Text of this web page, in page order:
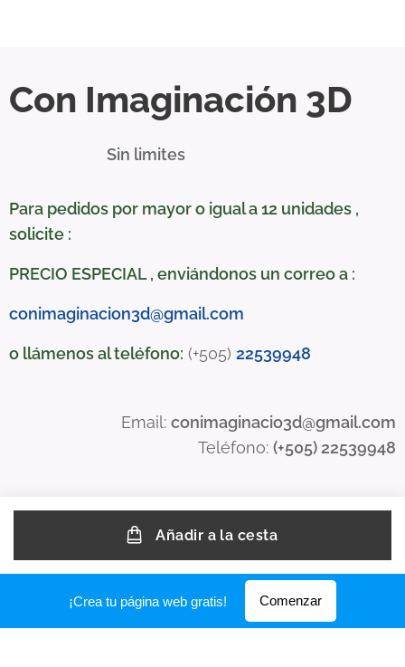
Añadir a la cesta
Con Imaginación 3D
Sin limites
Para pedidos por mayor o igual a 12 unidades ,
solicite :
PRECIO ESPECIAL , enviándonos un correo a :
conimaginacion3d@gmail.com
o llámenos al teléfono: (+505) 22539948
Email: conimaginacio3d@gmail.com
Teléfono: (+505) 22539948
Creado con Webnode
¡Crea tu página web gratis! Comenzar